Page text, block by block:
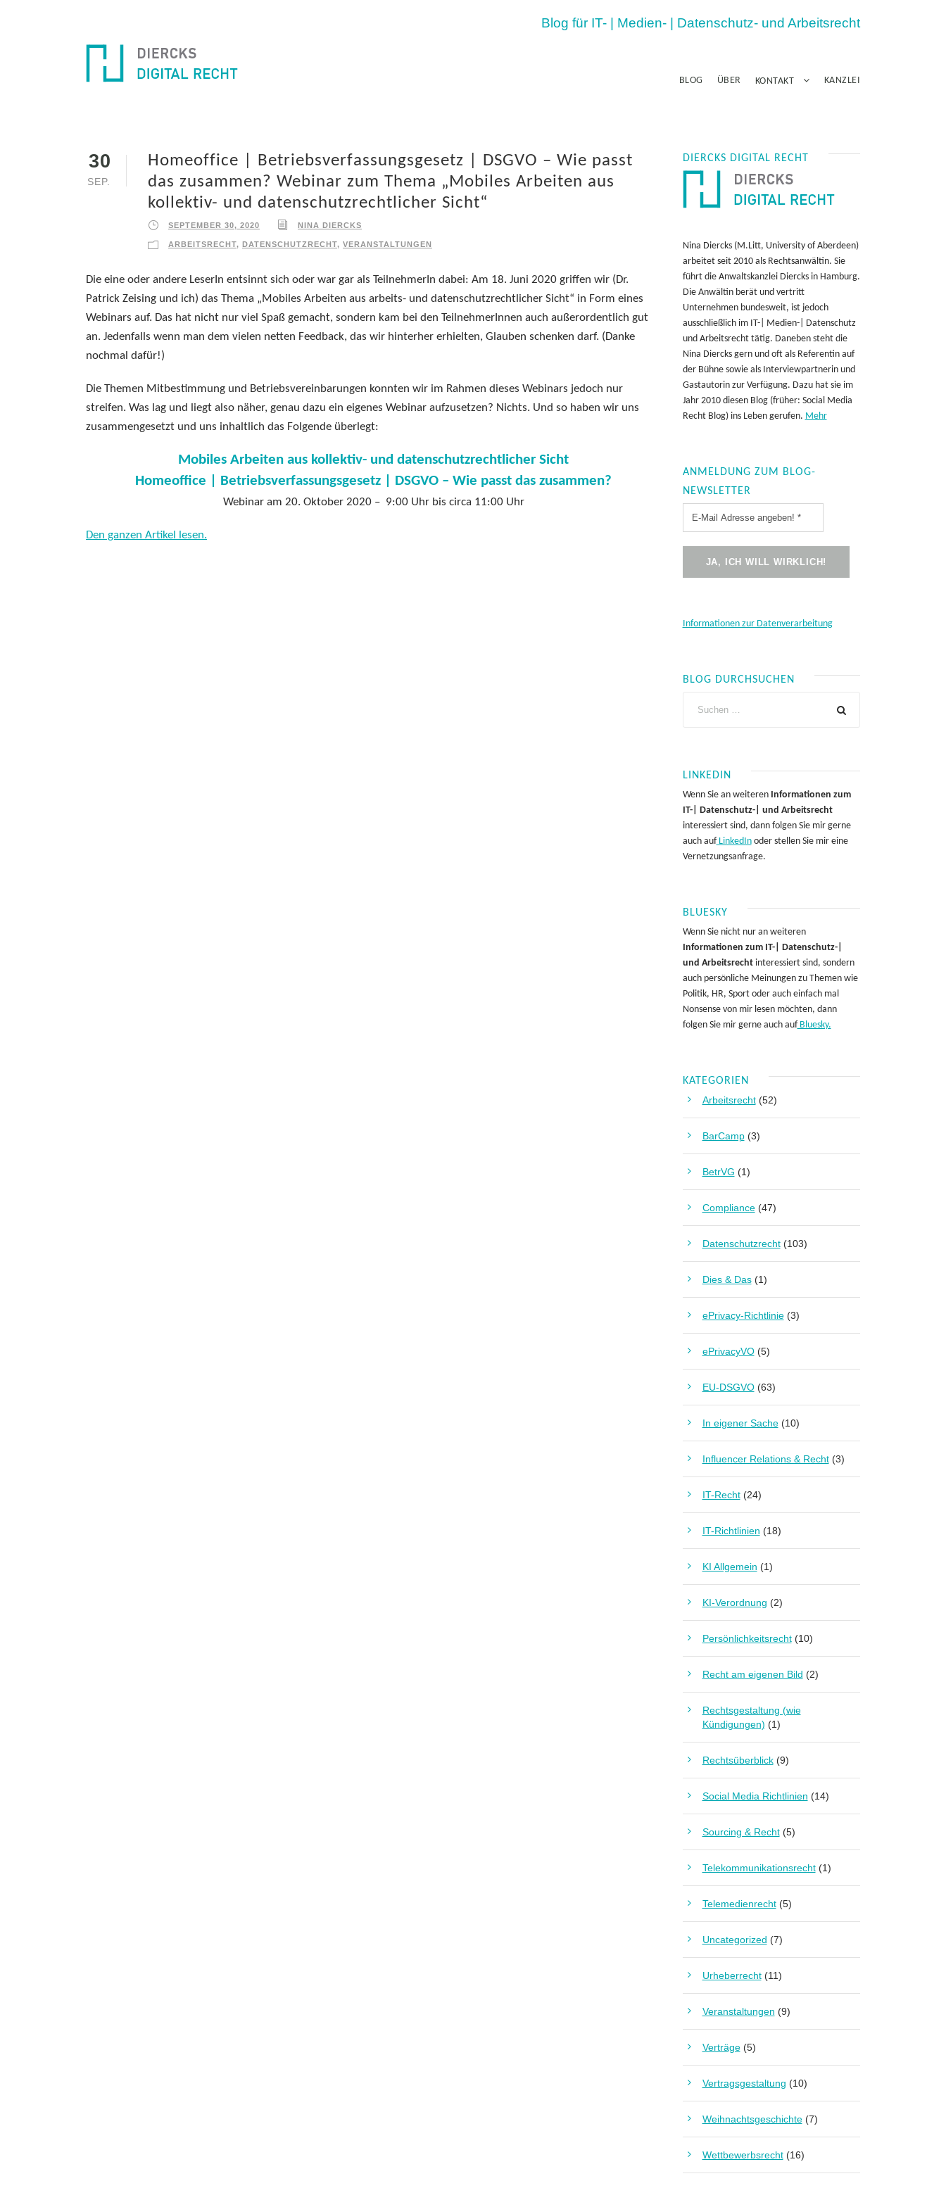
Blog für IT- | Medien- | Datenschutz- und Arbeitsrecht
BLOG ÜBER KONTAKT KANZLEI
30
SEP.
Homeoffice | Betriebsverfassungsgesetz | DSGVO – Wie passt
das zusammen? Webinar zum Thema „Mobiles Arbeiten aus
kollektiv- und datenschutzrechtlicher Sicht“
SEPTEMBER 30, 2020 NINA DIERCKS
ARBEITSRECHT, DATENSCHUTZRECHT, VERANSTALTUNGEN
Die eine oder andere LeserIn entsinnt sich oder war gar als TeilnehmerIn dabei: Am 18. Juni 2020 griffen wir (Dr.
Patrick Zeising und ich) das Thema „Mobiles Arbeiten aus arbeits- und datenschutzrechtlicher Sicht“ in Form eines
Webinars auf. Das hat nicht nur viel Spaß gemacht, sondern kam bei den TeilnehmerInnen auch außerordentlich gut
an. Jedenfalls wenn man dem vielen netten Feedback, das wir hinterher erhielten, Glauben schenken darf. (Danke
nochmal dafür!)
Die Themen Mitbestimmung und Betriebsvereinbarungen konnten wir im Rahmen dieses Webinars jedoch nur
streifen. Was lag und liegt also näher, genau dazu ein eigenes Webinar aufzusetzen? Nichts. Und so haben wir uns
zusammengesetzt und uns inhaltlich das Folgende überlegt:
Mobiles Arbeiten aus kollektiv- und datenschutzrechtlicher Sicht
Homeoffice | Betriebsverfassungsgesetz | DSGVO – Wie passt das zusammen?
Webinar am 20. Oktober 2020 – 9:00 Uhr bis circa 11:00 Uhr
Den ganzen Artikel lesen.
DIERCKS DIGITAL RECHT
Nina Diercks (M.Litt, University of Aberdeen)
arbeitet seit 2010 als Rechtsanwältin. Sie
führt die Anwaltskanzlei Diercks in Hamburg.
Die Anwältin berät und vertritt
Unternehmen bundesweit, ist jedoch
ausschließlich im IT-| Medien-| Datenschutz
und Arbeitsrecht tätig. Daneben steht die
Nina Diercks gern und oft als Referentin auf
der Bühne sowie als Interviewpartnerin und
Gastautorin zur Verfügung. Dazu hat sie im
Jahr 2010 diesen Blog (früher: Social Media
Recht Blog) ins Leben gerufen. Mehr
ANMELDUNG ZUM BLOG-
NEWSLETTER
Informationen zur Datenverarbeitung
BLOG DURCHSUCHEN
LINKEDIN
Wenn Sie an weiteren Informationen zum
IT-| Datenschutz-| und Arbeitsrecht
interessiert sind, dann folgen Sie mir gerne
auch aufLinkedInoder stellen Sie mir eine
Vernetzungsanfrage.
BLUESKY
Wenn Sie nicht nur an weiteren
Informationen zum IT-| Datenschutz-|
und Arbeitsrechtinteressiert sind, sondern
auch persönliche Meinungen zu Themen wie
Politik, HR, Sport oder auch einfach mal
Nonsense von mir lesen möchten, dann
folgen Sie mir gerne auch aufBluesky.
KATEGORIEN
Arbeitsrecht(52)
BarCamp(3)
BetrVG (1)
Compliance(47)
Datenschutzrecht(103)
Dies & Das(1)
ePrivacy-Richtlinie(3)
ePrivacyVO(5)
EU-DSGVO(63)
In eigener Sache(10)
Influencer Relations & Recht(3)
IT-Recht(24)
IT-Richtlinien (18)
KI Allgemein (1)
KI-Verordnung (2)
Persönlichkeitsrecht(10)
Recht am eigenen Bild (2)
Rechtsgestaltung (wie
Kündigungen) (1)
Rechtsüberblick(9)
Social Media Richtlinien (14)
Sourcing & Recht(5)
Telekommunikationsrecht(1)
Telemedienrecht(5)
Uncategorized (7)
Urheberrecht(11)
Veranstaltungen (9)
Verträge(5)
Vertragsgestaltung (10)
Weihnachtsgeschichte(7)
Wettbewerbsrecht(16)